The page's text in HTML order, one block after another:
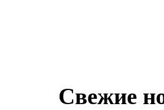
Свежие